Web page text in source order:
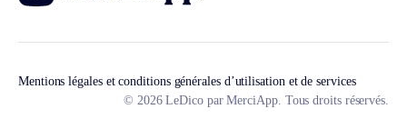
Mentions légales et conditions générales d’utilisation et de services
© 2026 LeDico par MerciApp. Tous droits réservés.